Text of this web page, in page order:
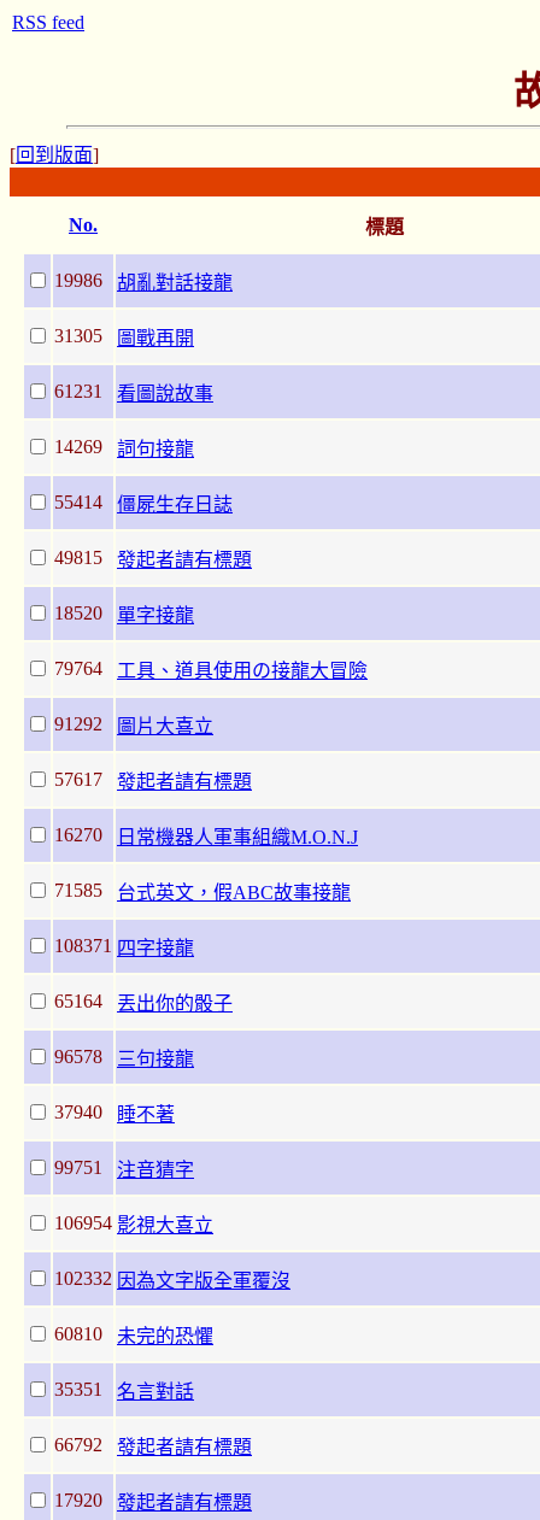
[回到版面]
No. 標題
19986 胡亂對話接龍
31305 圖戰再開
61231 看圖說故事
14269 詞句接龍
55414 僵屍生存日誌
49815 發起者請有標題
18520 單字接龍
79764 工具、道具使用の接龍大冒險
91292 圖片大喜立
57617 發起者請有標題
16270 日常機器人軍事組織M.O.N.J
71585 台式英文，假ABC故事接龍
108371 四字接龍
65164 丟出你的骰子
96578 三句接龍
37940 睡不著
99751 注音猜字
106954 影視大喜立
102332 因為文字版全軍覆沒
60810 未完的恐懼
35351 名言對話
66792 發起者請有標題
17920 發起者請有標題
RSS feed